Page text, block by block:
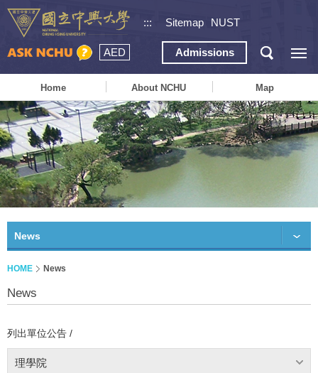
::: Sitemap NUST
AED Admissions
Home About NCHU Map
News
HOME News
News
列出單位公告 /
理學院